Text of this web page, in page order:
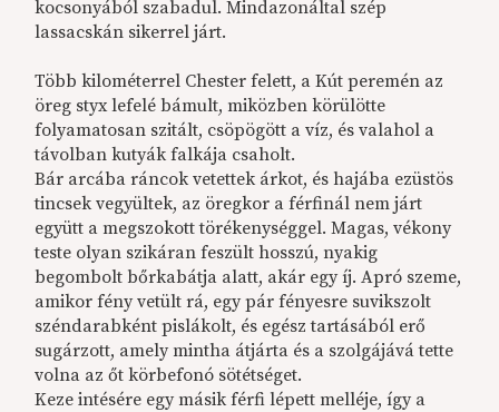
kocsonyából szabadul. Mindazonáltal szép
lassacskán sikerrel járt.
Több kilométerrel Chester felett, a Kút peremén az
öreg styx lefelé bámult, miközben körülötte
folyamatosan szitált, csöpögött a víz, és valahol a
távolban kutyák falkája csaholt.
Bár arcába ráncok vetettek árkot, és hajába ezüstös
tincsek vegyültek, az öregkor a férfinál nem járt
együtt a megszokott törékenységgel. Magas, vékony
teste olyan szikáran feszült hosszú, nyakig
begombolt bőrkabátja alatt, akár egy íj. Apró szeme,
amikor fény vetült rá, egy pár fényesre suvikszolt
széndarabként pislákolt, és egész tartásából erő
sugárzott, amely mintha átjárta és a szolgájává tette
volna az őt körbefonó sötétséget.
Keze intésére egy másik férfi lépett melléje, így a